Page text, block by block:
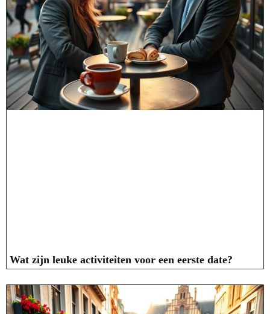
Wat zijn leuke activiteiten voor een eerste date?